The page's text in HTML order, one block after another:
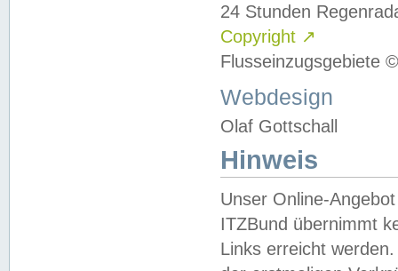
24 Stunden
Copyright ↗
Flusseinzugsgebiete
Webdesign
Olaf Gottschall
Hinweis
Unser Online-
ITZBund übernimmt
Links erreicht